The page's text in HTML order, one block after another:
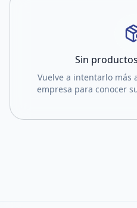
Sin
Vuelve a intentarlo más
empresa para conocer